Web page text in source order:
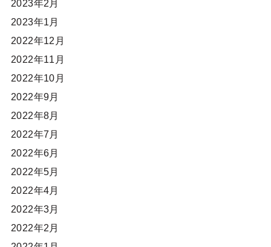
2023年2月
2023年1月
2022年12月
2022年11月
2022年10月
2022年9月
2022年8月
2022年7月
2022年6月
2022年5月
2022年4月
2022年3月
2022年2月